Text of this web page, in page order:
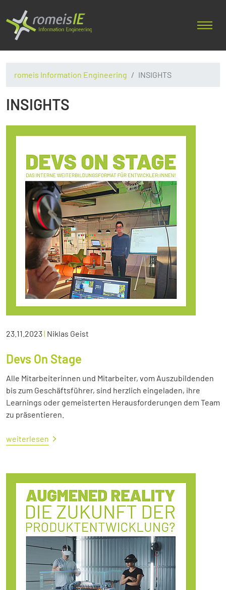
romeis Information Engineering INSIGHTS
INSIGHTS
23.11.2023| Niklas Geist
Devs On Stage
Alle Mitarbeiterinnen und Mitarbeiter, vom Auszubildenden
bis zum Geschäftsführer, sind herzlich eingeladen, ihre
Learnings oder gemeisterten Herausforderungen dem Team
zu präsentieren.
weiterlesen